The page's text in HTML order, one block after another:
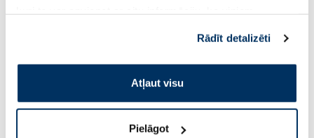
pakalpojumus. Ja piekrītat šo papildu sīkdatņu
izmantošanai, lūdzu, atzīmējiet savu izvēli:
Rādīt detalizēti
Atļaut visu
Pielāgot
Page 1 of 10